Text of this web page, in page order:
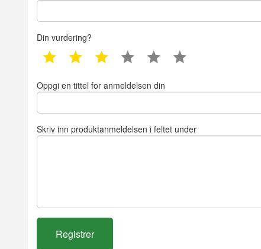
Din vurdering?
1 star 2 star 3 star 4 star 5 star
Oppgi en tittel for anmeldelsen din
Skriv inn produktanmeldelsen i feltet under